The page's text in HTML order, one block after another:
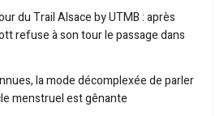
du Trail Alsace by UTMB : après
refuse à son tour le passage dans
la mode décomplexée de parler
menstruel est gênante